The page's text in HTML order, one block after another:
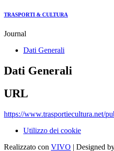
TRASPORTI & CULTURA
Journal
Dati Generali
Dati Generali
URL
https://www.trasportiecultura.net/
Utilizzo dei cookie
Realizzato con VIVO | Designed